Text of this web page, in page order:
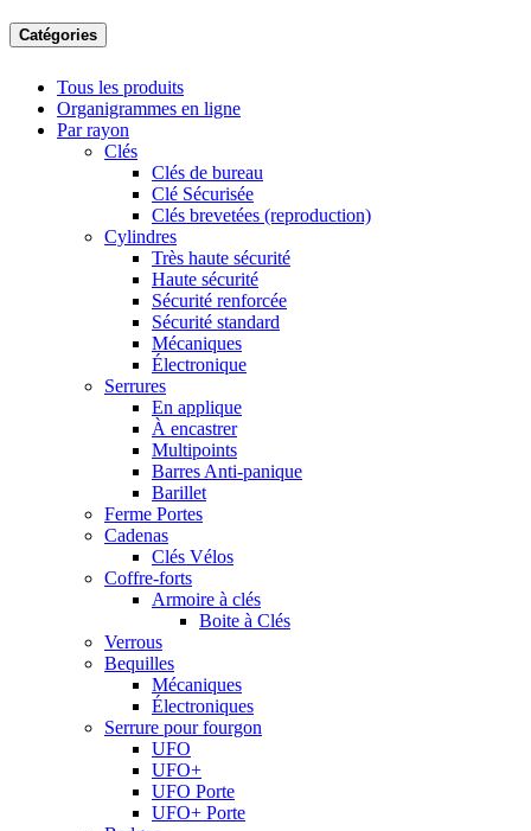
Catégories
Tous les produits
Organigrammes en ligne
Par rayon
Clés
Clés de bureau
Clé Sécurisée
Clés brevetées (reproduction)
Cylindres
Très haute sécurité
Haute sécurité
Sécurité renforcée
Sécurité standard
Mécaniques
Électronique
Serrures
En applique
À encastrer
Multipoints
Barres Anti-panique
Barillet
Ferme Portes
Cadenas
Clés Vélos
Coffre-forts
Armoire à clés
Boite à Clés
Verrous
Bequilles
Mécaniques
Électroniques
Serrure pour fourgon
UFO
UFO+
UFO Porte
UFO+ Porte